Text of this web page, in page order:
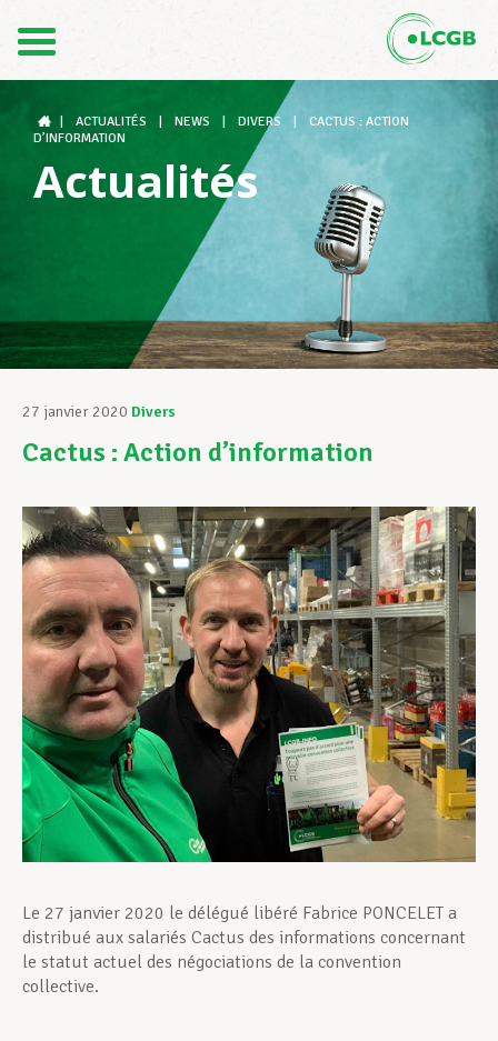
DE
Le LCGB
Structures syndicales
Assistance au Travail
Vos droits
Assistance en vie privée
Développement professionnel
Devenir Membre
Actualités
ACTUALITÉS NEWS DIVERS
CACTUS : ACTION
D’INFORMATION
Actualités
27 janvier 2020 Divers
Cactus : Action d’information
Le 27 janvier 2020 le délégué libéré Fabrice PONCELET a
distribué aux salariés Cactus des informations concernant
le statut actuel des négociations de la convention
collective.